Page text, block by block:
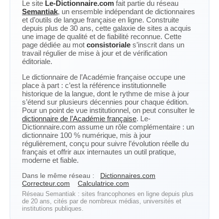
Le site Le-Dictionnaire.com fait partie du réseau
Semantiak, un ensemble indépendant de dictionnaires
et d’outils de langue française en ligne. Construite
depuis plus de 30 ans, cette galaxie de sites a acquis
une image de qualité et de fiabilité reconnue. Cette
page dédiée au mot consistoriale s’inscrit dans un
travail régulier de mise à jour et de vérification
éditoriale.
Le dictionnaire de l’Académie française occupe une
place à part : c’est la référence institutionnelle
historique de la langue, dont le rythme de mise à jour
s’étend sur plusieurs décennies pour chaque édition.
Pour un point de vue institutionnel, on peut consulter le
dictionnaire de l’Académie française. Le-
Dictionnaire.com assume un rôle complémentaire : un
dictionnaire 100 % numérique, mis à jour
régulièrement, conçu pour suivre l’évolution réelle du
français et offrir aux internautes un outil pratique,
moderne et fiable.
Dans le même réseau :
Dictionnaires.com
Correcteur.com
Calculatrice.com
Réseau Semantiak : sites francophones en ligne depuis plus
de 20 ans, cités par de nombreux médias, universités et
institutions publiques.